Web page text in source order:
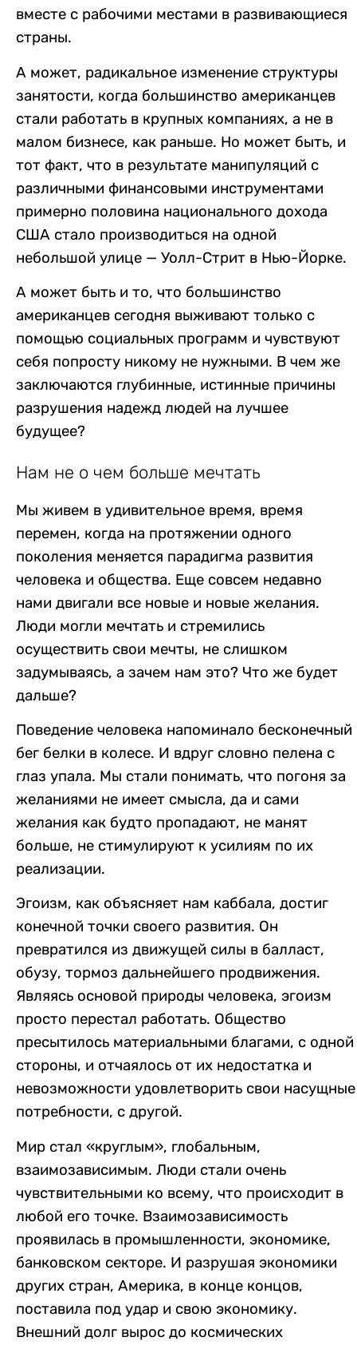
вместе с рабочими местами в развивающиеся
страны.
А может, радикальное изменение структуры
занятости, когда большинство американцев
стали работать в крупных компаниях, а не в
малом бизнесе, как раньше. Но может быть, и
тот факт, что в результате манипуляций с
различными финансовыми инструментами
примерно половина национального дохода
США стало производиться на одной
небольшой улице — Уолл-Стрит в Нью-Йорке.
А может быть и то, что большинство
американцев сегодня выживают только с
помощью социальных программ и чувствуют
себя попросту никому не нужными. В чем же
заключаются глубинные, истинные причины
разрушения надежд людей на лучшее
будущее?
Нам не о чем больше мечтать
Мы живем в удивительное время, время
перемен, когда на протяжении одного
поколения меняется парадигма развития
человека и общества. Еще совсем недавно
нами двигали все новые и новые желания.
Люди могли мечтать и стремились
осуществить свои мечты, не слишком
задумываясь, а зачем нам это? Что же будет
дальше?
Поведение человека напоминало бесконечный
бег белки в колесе. И вдруг словно пелена с
глаз упала. Мы стали понимать, что погоня за
желаниями не имеет смысла, да и сами
желания как будто пропадают, не манят
больше, не стимулируют к усилиям по их
реализации.
Эгоизм, как объясняет нам каббала, достиг
конечной точки своего развития. Он
превратился из движущей силы в балласт,
обузу, тормоз дальнейшего продвижения.
Являясь основой природы человека, эгоизм
просто перестал работать. Общество
пресытилось материальными благами, с одной
стороны, и отчаялось от их недостатка и
невозможности удовлетворить свои насущные
потребности, с другой.
Мир стал «круглым», глобальным,
взаимозависимым. Люди стали очень
чувствительными ко всему, что происходит в
любой его точке. Взаимозависимость
проявилась в промышленности, экономике,
банковском секторе. И разрушая экономики
других стран, Америка, в конце концов,
поставила под удар и свою экономику.
Внешний долг вырос до космических